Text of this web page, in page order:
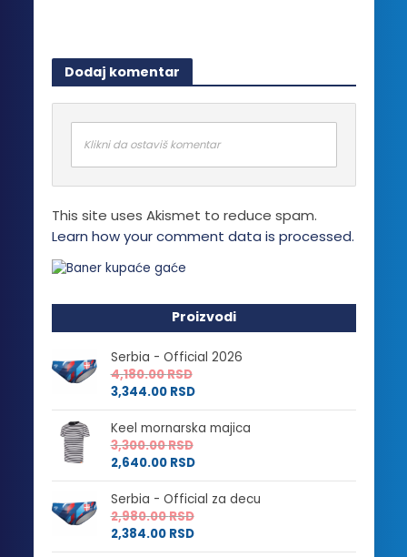
Dodaj komentar
Klikni da ostaviš komentar
This site uses Akismet to reduce spam.
Learn how your comment data is processed.
Proizvodi
Serbia - Official 2026
4,180.00RSD
3,344.00 RSD
Keel mornarska majica
3,300.00RSD
2,640.00 RSD
Serbia - Official za decu
2,980.00RSD
2,384.00 RSD